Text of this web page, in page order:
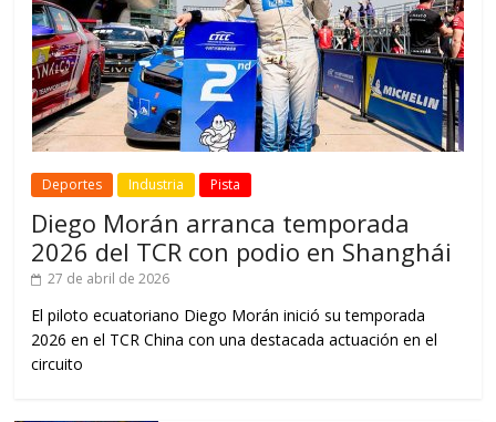
Deportes Industria Pista
Diego Morán arranca temporada
2026 del TCR con podio en Shanghái
27 de abril de 2026
El piloto ecuatoriano Diego Morán inició su temporada
2026 en el TCR China con una destacada actuación en el
circuito